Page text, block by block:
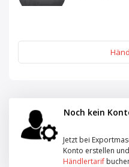
Noch kein
Jetzt bei
Konto erstellen
Händlertarif